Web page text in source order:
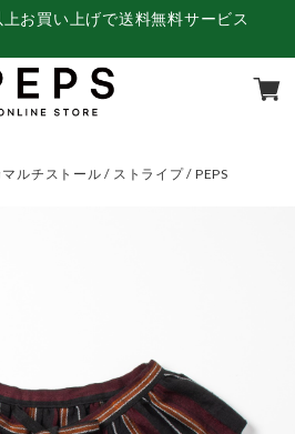
お買い上げで送料無料サービス
ルチストール / ストライプ / PEPS